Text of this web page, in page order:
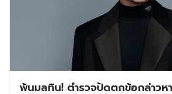
พ้นมลทิน! ตำรวจปัดตกข้อกล่าวห